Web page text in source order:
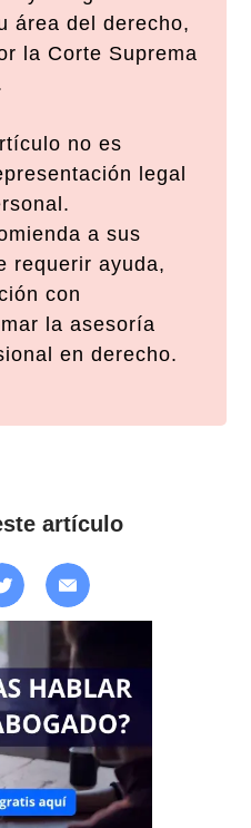
área del derecho,
la Corte Suprema
no es
legal
a sus
requerir ayuda,
con
la asesoría
en derecho.
artículo